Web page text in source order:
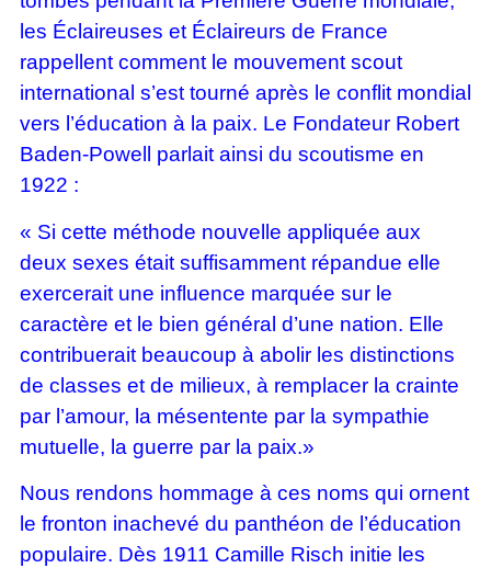
les Éclaireuses et Éclaireurs de France
rappellent comment le mouvement scout
international s’est tourné après le conflit mondial
vers l’éducation à la paix. Le Fondateur Robert
Baden-Powell parlait ainsi du scoutisme en
1922 :
« Si cette méthode nouvelle appliquée aux
deux sexes était suffisamment répandue elle
exercerait une influence marquée sur le
caractère et le bien général d’une nation. Elle
contribuerait beaucoup à abolir les distinctions
de classes et de milieux, à remplacer la crainte
par l’amour, la mésentente par la sympathie
mutuelle, la guerre par la paix.»
Nous rendons hommage à ces noms qui ornent
le fronton inachevé du panthéon de l’éducation
populaire. Dès 1911 Camille Risch initie les